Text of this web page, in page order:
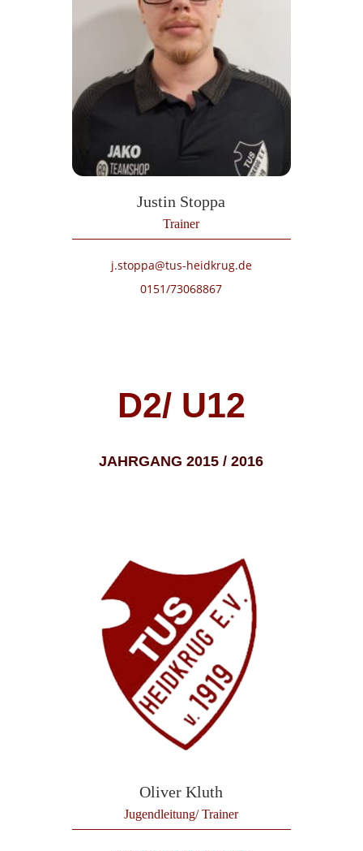
Justin Stoppa
Trainer
j.stoppa@tus-heidkrug.de
0151/73068867
D2/ U12
JAHRGANG 2015 / 2016
Oliver Kluth
Jugendleitung/ Trainer